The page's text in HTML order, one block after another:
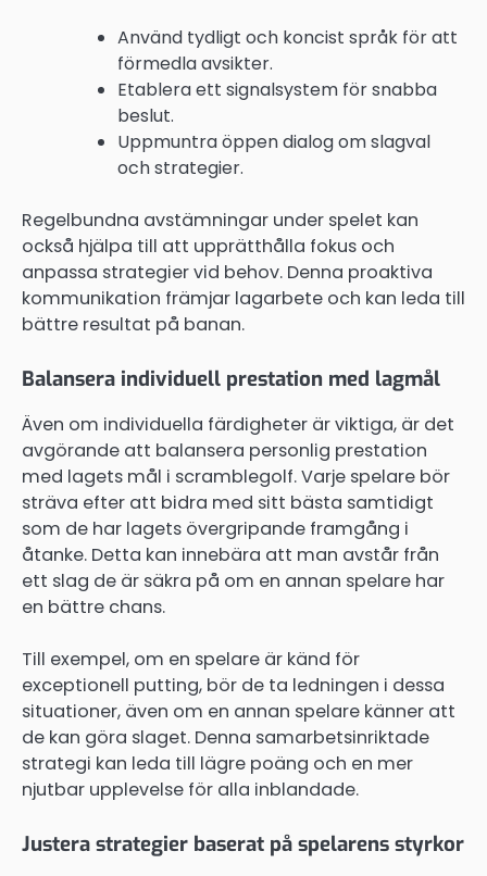
Använd tydligt och koncist språk för att
förmedla avsikter.
Etablera ett signalsystem för snabba
beslut.
Uppmuntra öppen dialog om slagval
och strategier.
Regelbundna avstämningar under spelet kan
också hjälpa till att upprätthålla fokus och
anpassa strategier vid behov. Denna proaktiva
kommunikation främjar lagarbete och kan leda till
bättre resultat på banan.
Balansera individuell prestation med lagmål
Även om individuella färdigheter är viktiga, är det
avgörande att balansera personlig prestation
med lagets mål i scramblegolf. Varje spelare bör
sträva efter att bidra med sitt bästa samtidigt
som de har lagets övergripande framgång i
åtanke. Detta kan innebära att man avstår från
ett slag de är säkra på om en annan spelare har
en bättre chans.
Till exempel, om en spelare är känd för
exceptionell putting, bör de ta ledningen i dessa
situationer, även om en annan spelare känner att
de kan göra slaget. Denna samarbetsinriktade
strategi kan leda till lägre poäng och en mer
njutbar upplevelse för alla inblandade.
Justera strategier baserat på spelarens styrkor